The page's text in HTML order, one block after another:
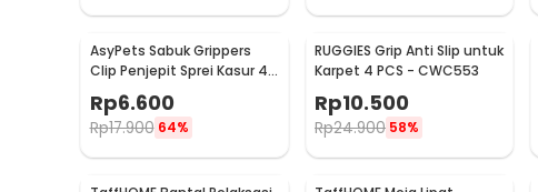
AsyPets Sabuk Grippers
Clip Penjepit Sprei Kasur 4
PCS - PJP4
Rp6.600
Rp17.900 64%
RUGGIES Grip Anti Slip untuk
Karpet 4 PCS - CWC553
Rp10.500
Rp24.900 58%